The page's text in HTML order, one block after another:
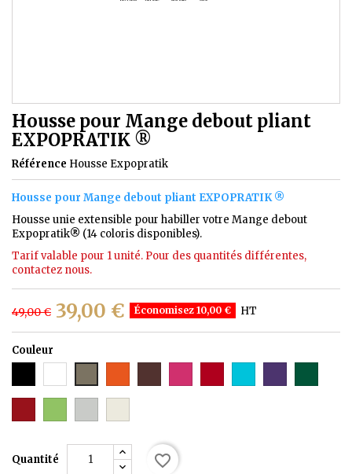
Housse pour Mange debout pliant
EXPOPRATIK ®
Référence Housse Expopratik
Housse pour Mange debout pliant EXPOPRATIK ®
Housse unie extensible pour habiller votre Mange debout
Expopratik® (14 coloris disponibles).
Tarif valable pour 1 unité. Pour des quantités différentes,
contactez nous.
49,00 € 39,00 € Économisez 10,00 € HT
Couleur
ciel
foncé
foncé Clair clair
Quantité favorite_border